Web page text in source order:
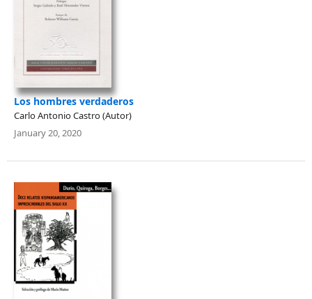
Los hombres verdaderos
Carlo Antonio Castro (Autor)
January 20, 2020